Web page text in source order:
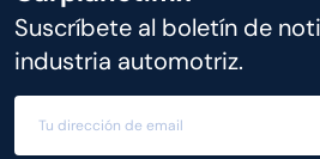
Suscríbete al boletín de
industria automotriz.